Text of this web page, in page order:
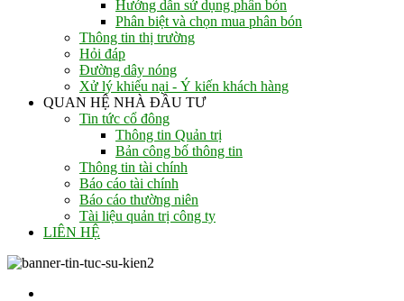
Hướng dẫn sử dụng phân bón
Phân biệt và chọn mua phân bón
Thông tin thị trường
Hỏi đáp
Đường dây nóng
Xử lý khiếu nại - Ý kiến khách hàng
QUAN HỆ NHÀ ĐẦU TƯ
Tin tức cổ đông
Thông tin Quản trị
Bản công bố thông tin
Thông tin tài chính
Báo cáo tài chính
Báo cáo thường niên
Tài liệu quản trị công ty
LIÊN HỆ